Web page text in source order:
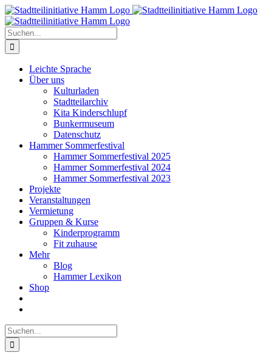
Zum
Inhalt
springen
Suche
nach:
Leichte Sprache
Über uns
Kulturladen
Stadtteilarchiv
Kita Kinderschlupf
Bunkermuseum
Datenschutz
Hammer Sommerfestival
Hammer Sommerfestival 2025
Hammer Sommerfestival 2024
Hammer Sommerfestival 2023
Projekte
Veranstaltungen
Vermietung
Gruppen & Kurse
Kinderprogramm
Fit zuhause
Mehr
Blog
Hammer Lexikon
Shop
Suche
nach: